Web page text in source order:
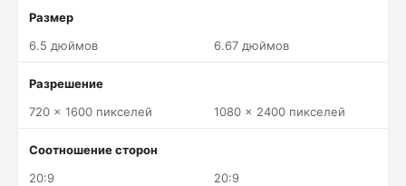
Размер
6.5 дюймов
6.67 дюймов
Разрешение
720 x 1600 пикселей
1080 x 2400 пикселей
Соотношение сторон
20:9
20:9